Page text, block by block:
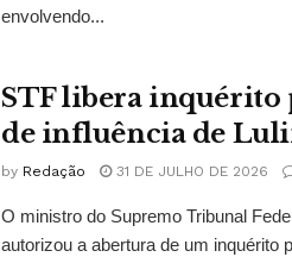
envolvendo...
STF libera
de influência de
by Redação 31 DE JULHO DE 2026
O ministro do Supremo Tribunal
autorizou a abertura de um inquérito